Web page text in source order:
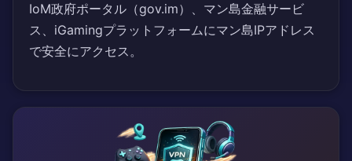
IoM政府ポータル（gov.im）、マン島金融サービ
ス、iGamingプラットフォームにマン島IPアドレス
で安全にアクセス。